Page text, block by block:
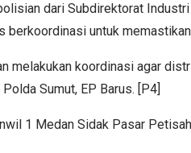
dari Subdirektorat
berkoordinasi untuk
melakukan koordinasi agar
Sumut, EP Barus. [P4]
1 Medan Sidak Pasar